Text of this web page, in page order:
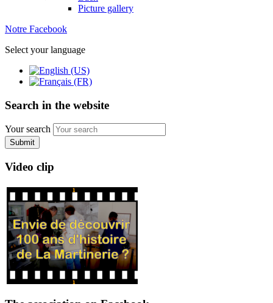
Picture gallery
Notre Facebook
Select your language
Search in the website
Your search
Submit
Video clip